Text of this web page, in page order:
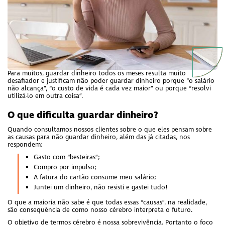
Para muitos, guardar dinheiro todos os meses resulta muito
desafiador e justificam não poder guardar dinheiro porque “o salário
não alcança”, “o custo de vida é cada vez maior” ou porque “resolvi
utilizá-lo em outra coisa”.
O que dificulta guardar dinheiro?
Quando consultamos nossos clientes sobre o que eles pensam sobre
as causas para não guardar dinheiro, além das já citadas, nos
respondem:
Gasto com “besteiras”;
Compro por impulso;
A fatura do cartão consume meu salário;
Juntei um dinheiro, não resisti e gastei tudo!
O que a maioria não sabe é que todas essas “causas”, na realidade,
são consequência de como nosso cérebro interpreta o futuro.
O objetivo de termos cérebro é nossa sobrevivência. Portanto o foco